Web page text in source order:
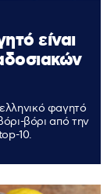
είναι
φαγητό
βόρι από την
10.